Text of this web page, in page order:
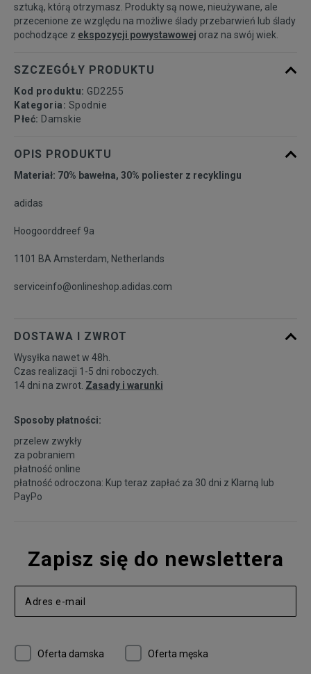
sztuką, którą otrzymasz. Produkty są nowe, nieużywane, ale
przecenione ze względu na możliwe ślady przebarwień lub ślady
pochodzące z ekspozycji powystawowej oraz na swój wiek.
SZCZEGÓŁY PRODUKTU
Kod produktu: GD2255
Kategoria: Spodnie
Płeć: Damskie
OPIS PRODUKTU
Materiał: 70% bawełna, 30% poliester z recyklingu
adidas
Hoogoorddreef 9a
1101 BA Amsterdam, Netherlands
serviceinfo@onlineshop.adidas.com
DOSTAWA I ZWROT
Wysyłka nawet w 48h.
Czas realizacji 1-5 dni roboczych.
14 dni na zwrot. Zasady i warunki
Sposoby płatności:
przelew zwykły
za pobraniem
płatność online
płatność odroczona: Kup teraz zapłać za 30 dni z Klarną lub
PayPo
Zapisz się do newslettera
Oferta damska Oferta męska